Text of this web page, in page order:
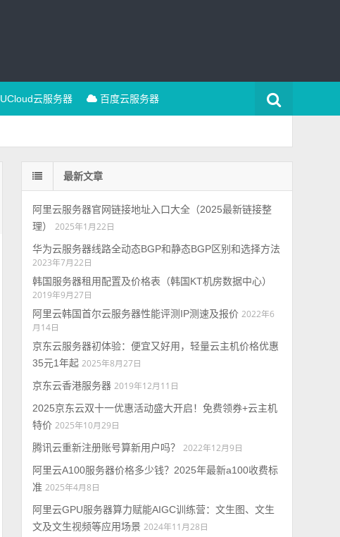
UCloud云服务器 百度云服务器
最新文章
阿里云服务器官网链接地址入口大全（2025最新链接整
理）
2025年1月22日
华为云服务器线路全动态BGP和静态BGP区别和选择方法
2023年7月22日
韩国服务器租用配置及价格表（韩国KT机房数据中心）
2019年9月27日
阿里云韩国首尔云服务器性能评测IP测速及报价 2022年6
月14日
京东云服务器初体验：便宜又好用，轻量云主机价格优惠
35元1年起 2025年8月27日
京东云香港服务器 2019年12月11日
2025京东云双十一优惠活动盛大开启！免费领券+云主机
特价 2025年10月29日
腾讯云重新注册账号算新用户吗？
2022年12月9日
阿里云A100服务器价格多少钱？2025年最新a100收费标
准 2025年4月8日
阿里云GPU服务器算力赋能AIGC训练营：文生图、文生
文及文生视频等应用场景 2024年11月28日